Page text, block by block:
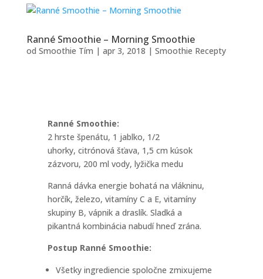
Ranné Smoothie – Morning Smoothie
od Smoothie Tím | apr 3, 2018 | Smoothie Recepty
Ranné Smoothie:
2 hrste špenátu, 1 jablko, 1/2
uhorky, citrónová šťava, 1,5 cm kúsok
zázvoru, 200 ml vody, lyžička medu
Ranná dávka energie bohatá na vlákninu,
horčík, železo, vitamíny C a E, vitamíny
skupiny B, vápnik a draslík. Sladká a
pikantná kombinácia nabudí hneď zrána.
Postup Ranné Smoothie:
Všetky ingrediencie spoločne zmixujeme